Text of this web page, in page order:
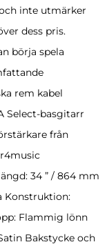
inte utmärker
dess pris.
börja spela
rem kabel
Select-basgitarr
från
34 ” / 864 mm
Konstruktion:
Flammig lönn
Bakstycke och